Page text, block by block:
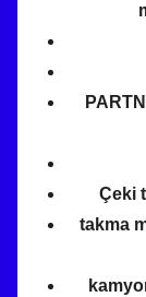
Çeki
takma